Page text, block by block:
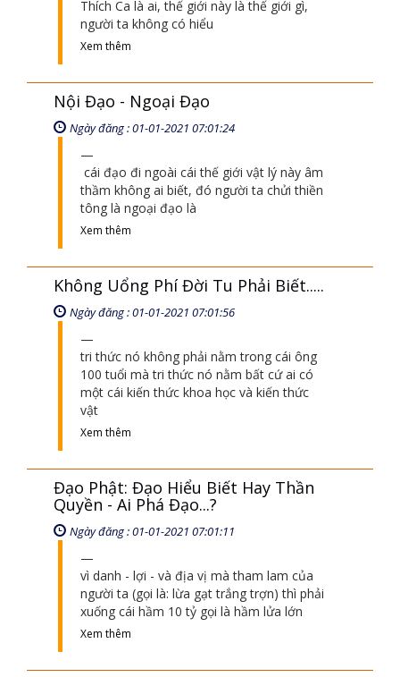
Đố Người Thế Gian: Tu - Sỹ .....?
không biết đạo Phật dạy cái gì, ông Phật
Thích Ca là ai, thế giới này là thế giới gì,
Xem thêm
Nội Đạo - Ngoại Đạo
Ngày đăng : 01-01-2021 07:01:24
cái đạo đi ngoài cái thế giới vật lý này âm
tông là ngoại đạo là
Xem thêm
Không Uổng Phí Đời Tu Phải Biết.....
Ngày đăng : 01-01-2021 07:01:56
tri thức nó không phải nằm trong cái ông
100 tuổi mà tri thức nó nằm bất cứ ai có
vật
Xem thêm